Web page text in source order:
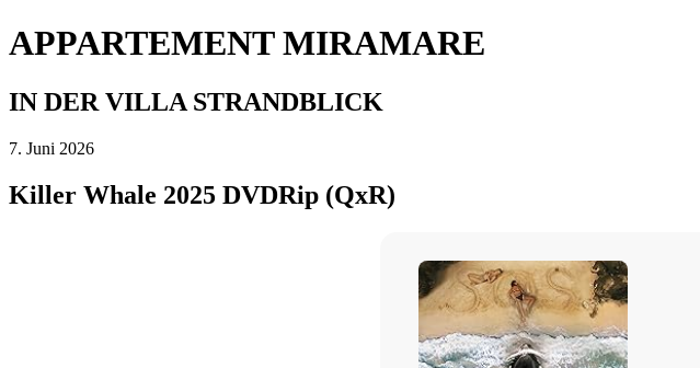
APPARTEMENT MIRAMARE
IN DER VILLA STRANDBLICK
7. Juni 2026
Killer Whale 2025 DVDRip (QxR)